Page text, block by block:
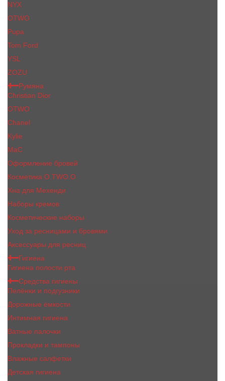
NYX
OTWO
Pupa
Tom Ford
YSL
ZOZU
Румяна
Christian Dior
OTWO
Сhanеl
Kylie
MaC
Оформление бровей
Косметика O.TWO.O
Хна для Мехенди
Наборы кремов
Косметические наборы
Уход за ресницами и бровями
Аксессуары для ресниц
Гигиена
Гигиена полости рта
Средства гигиены
Пелёнки и подгузники
Дорожные ёмкости
Интимная гигиена
Ватные палочки
Прокладки и тампоны
Влажные салфетки
Детская гигиена